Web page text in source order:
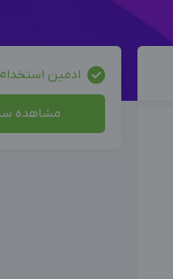
ادمین
مشاهده